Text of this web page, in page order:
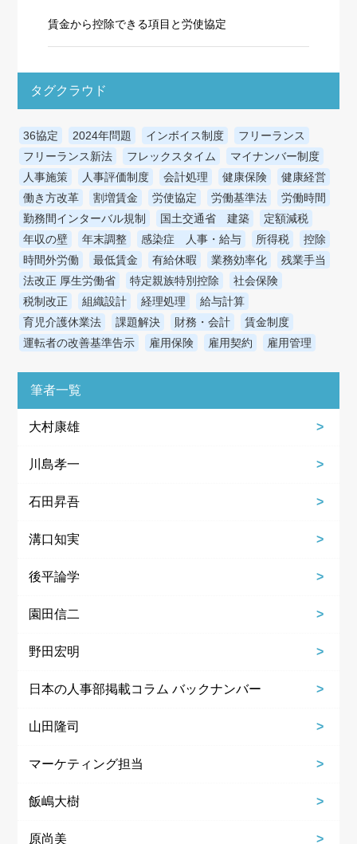
賃金から控除できる項目と労使協定
タグクラウド
36協定 2024年問題 インボイス制度
フリーランス
フリーランス新法
フレックスタイム
マイナンバー制度
人事施策
人事評価制度 会計処理 健康保険
健康経営
働き方改革
割増賃金 労使協定 労働基準法
労働時間
勤務間インターバル規制
国土交通省 建築
定額減税
年収の壁
年末調整 感染症 人事・給与 所得税
控除
時間外労働
最低賃金 有給休暇 業務効率化
残業手当
法改正 厚生労働省
特定親族特別控除
社会保険
税制改正
組織設計 経理処理
給与計算
育児介護休業法
課題解決 財務・会計
賃金制度
運転者の改善基準告示
雇用保険 雇用契約 雇用管理
筆者一覧
大村康雄
川島孝一
石田昇吾
溝口知実
後平論学
園田信二
野田宏明
日本の人事部掲載コラム バックナンバー
山田隆司
マーケティング担当
飯嶋大樹
原尚美